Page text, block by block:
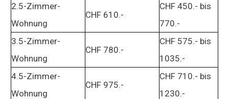
2.5-Zimmer-
Wohnung
CHF 610.-
CHF 450.- bis
770.-
3.5-Zimmer-
Wohnung
CHF 780.-
CHF 575.- bis
1035.-
4.5-Zimmer-
Wohnung
CHF 975.-
CHF 710.- bis
1230.-